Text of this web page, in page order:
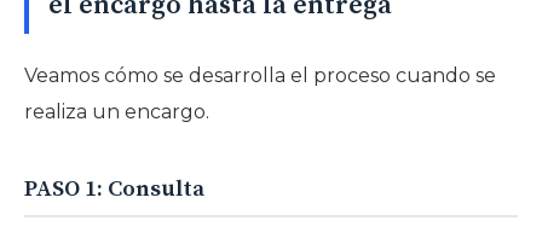
Veamos cómo se desarrolla el proceso cuando se
realiza un encargo.
PASO 1: Consulta